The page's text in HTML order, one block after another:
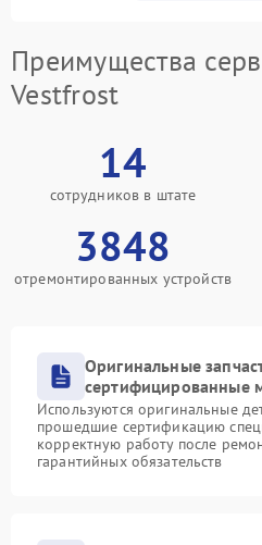
Преимущества
Vestfrost
14
сотрудников в штате
3848
отремонтированных устройств
Оригинальные
сертифицированные
Используются оригинальные
прошедшие сертификацию
корректную работу после
гарантийных обязательств